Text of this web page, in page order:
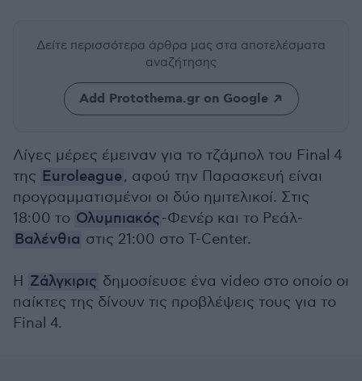
Δείτε περισσότερα άρθρα μας στα αποτελέσματα
αναζήτησης
Add Protothema.gr on Google
Λίγες μέρες έμειναν για το τζάμπολ του Final 4
της Euroleague, αφού την Παρασκευή είναι
προγραμματισμένοι οι δύο ημιτελικοί. Στις
18:00 το Ολυμπιακός-Φενέρ και το Ρεάλ-
Βαλένθια στις 21:00 στο T-Center.
Η Ζάλγκιρις δημοσίευσε ένα video στο οποίο οι
παίκτες της δίνουν τις προβλέψεις τους για το
Final 4.